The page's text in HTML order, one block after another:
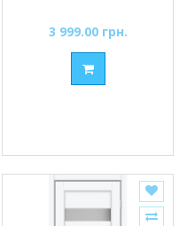
3 999.00 грн.